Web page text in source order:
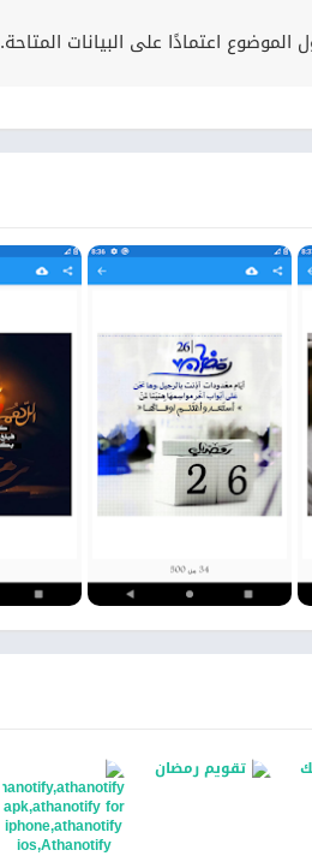
اعتمادًا على البيانات المتاحة.